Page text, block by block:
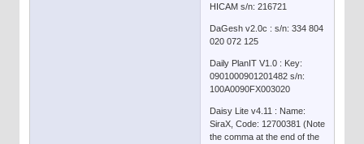
HICAM s/n: 216721
DaGesh v2.0c : s/n: 334 804
020 072 125
Daily PlanIT V1.0 : Key:
0901000901201482 s/n:
100A0090FX003020
Daisy Lite v4.11 : Name:
SiraX, Code: 12700381 (Note
the comma at the end of the